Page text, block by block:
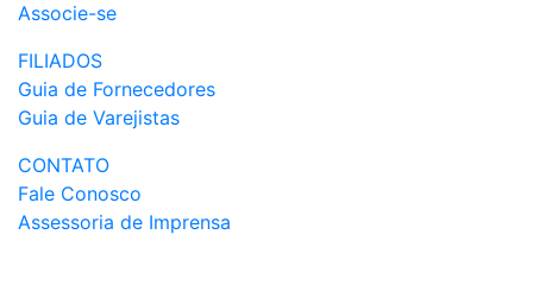
Associe-se
FILIADOS
Guia de Fornecedores
Guia de Varejistas
CONTATO
Fale Conosco
Assessoria de Imprensa